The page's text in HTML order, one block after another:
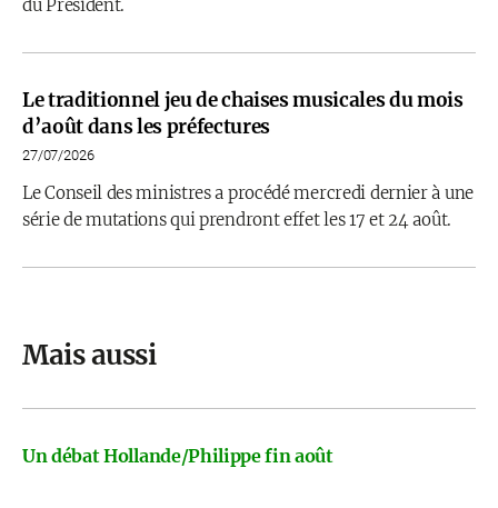
du Président.
Le traditionnel jeu de chaises musicales du mois
d’août dans les préfectures
27/07/2026
Le Conseil des ministres a procédé mercredi dernier à une
série de mutations qui prendront effet les 17 et 24 août.
Mais aussi
Un débat Hollande/Philippe fin août